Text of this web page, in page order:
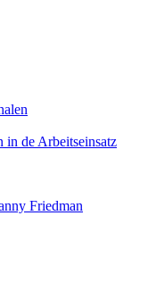
in de Arbeitseinsatz
Friedman